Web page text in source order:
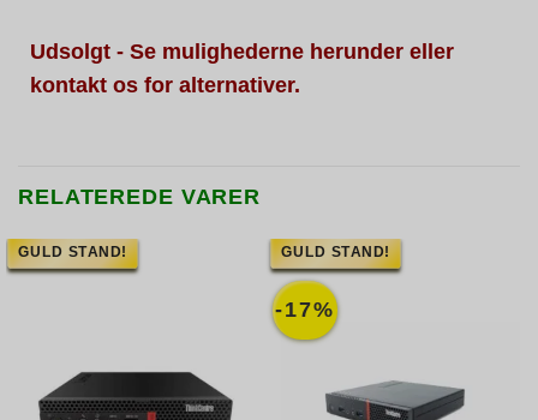
Udsolgt - Se mulighederne herunder eller
kontakt os for alternativer.
RELATEREDE VARER
GULD STAND!
-17%
GULD STAND!